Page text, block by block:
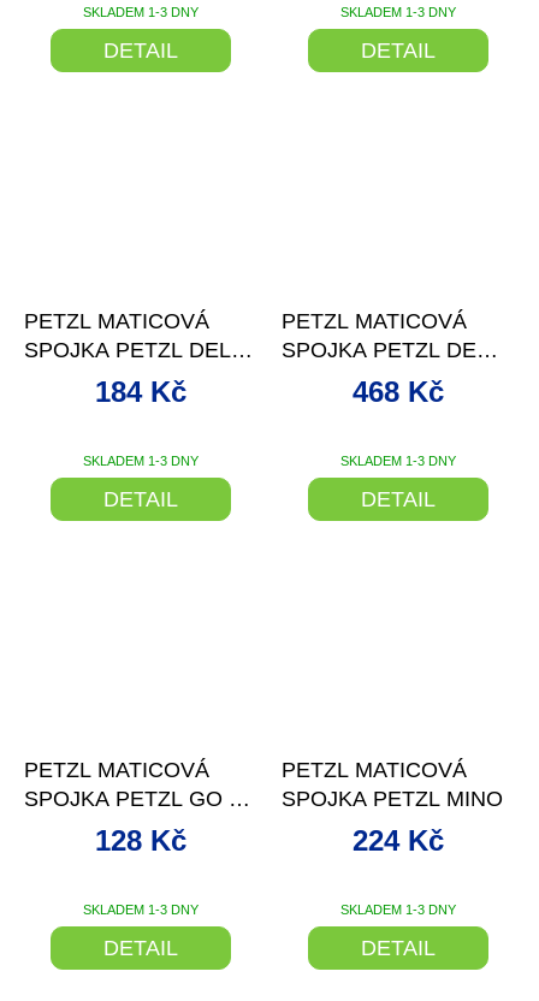
SKLADEM 1-3 DNY
DETAIL
SKLADEM 1-3 DNY
DETAIL
PETZL MATICOVÁ
SPOJKA PETZL DELTA
SKLADEM 1-3 DNY
184 Kč
DETAIL
PETZL MATICOVÁ
SPOJKA PETZL DEMI-
SKLADEM 1-3 DNY
468 Kč
DETAIL
PETZL MATICOVÁ
SPOJKA PETZL GO 7
+ SLEVA SE
SLEVOVÝM KÓDEM
SKLADEM 1-3 DNY
128 Kč
DETAIL
PETZL MATICOVÁ
SPOJKA PETZL MINO
SKLADEM 1-3 DNY
224 Kč
DETAIL